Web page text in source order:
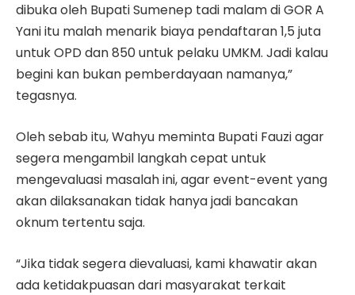
dibuka oleh Bupati Sumenep tadi malam di GOR A
Yani itu malah menarik biaya pendaftaran 1,5 juta
untuk OPD dan 850 untuk pelaku UMKM. Jadi kalau
begini kan bukan pemberdayaan namanya,”
tegasnya.
Oleh sebab itu, Wahyu meminta Bupati Fauzi agar
segera mengambil langkah cepat untuk
mengevaluasi masalah ini, agar event-event yang
akan dilaksanakan tidak hanya jadi bancakan
oknum tertentu saja.
“Jika tidak segera dievaluasi, kami khawatir akan
ada ketidakpuasan dari masyarakat terkait